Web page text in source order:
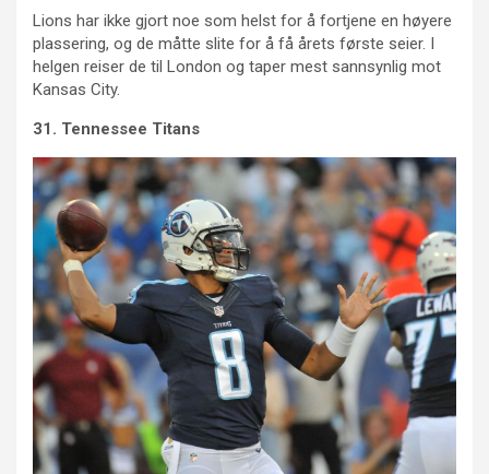
Lions har ikke gjort noe som helst for å fortjene en høyere
plassering, og de måtte slite for å få årets første seier. I
helgen reiser de til London og taper mest sannsynlig mot
Kansas City.
31. Tennessee Titans